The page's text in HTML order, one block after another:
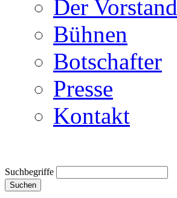
Der Vorstand
Bühnen
Botschafter
Presse
Kontakt
Suchbegriffe
Suchen